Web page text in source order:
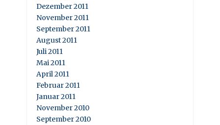
Dezember 2011
November 2011
September 2011
August 2011
Juli 2011
Mai 2011
April 2011
Februar 2011
Januar 2011
November 2010
September 2010